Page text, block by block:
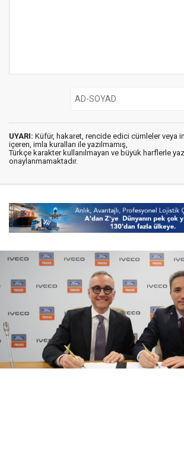
UYARI: Küfür, hakaret, rencide edici cümleler veya
içeren, imla kuralları ile yazılmamış,
Türkçe karakter kullanılmayan ve büyük harflerle
onaylanmamaktadır.